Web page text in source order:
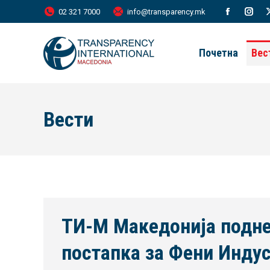
02 321 7000 info@transparency.mk
Facebook
pagepage
Почетна
Вести
ТИ-М Македонија
постапка за Фени